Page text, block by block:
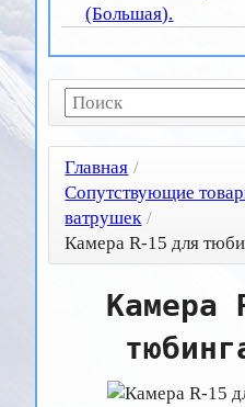
(Большая).
Главная /
Сопутствующие
ватрушек /
Камера R-15 для
Камера